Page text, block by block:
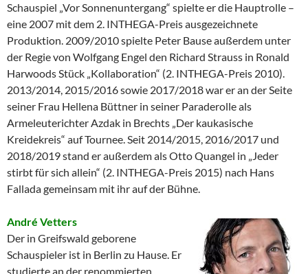
Schauspiel „Vor Sonnenuntergang“ spielte er die Hauptrolle –
eine 2007 mit dem 2. INTHEGA-Preis ausgezeichnete
Produktion. 2009/2010 spielte Peter Bause außerdem unter
der Regie von Wolfgang Engel den Richard Strauss in Ronald
Harwoods Stück „Kollaboration“ (2. INTHEGA-Preis 2010).
2013/2014, 2015/2016 sowie 2017/2018 war er an der Seite
seiner Frau Hellena Büttner in seiner Paraderolle als
Armeleuterichter Azdak in Brechts „Der kaukasische
Kreidekreis“ auf Tournee. Seit 2014/2015, 2016/2017 und
2018/2019 stand er außerdem als Otto Quangel in „Jeder
stirbt für sich allein“ (2. INTHEGA-Preis 2015) nach Hans
Fallada gemeinsam mit ihr auf der Bühne.
André Vetters
Der in Greifswald geborene
Schauspieler ist in Berlin zu Hause. Er
studierte an der renommierten